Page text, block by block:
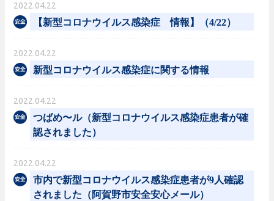
2022.04.22
【新型コロナウイルス感染症 情報】（4/22）
2022.04.22
新型コロナウイルス感染症に関する情報
2022.04.22
つばめ〜ル（新型コロナウイルス感染症患者が確
認されました）
2022.04.22
市内で新型コロナウイルス感染症患者が9人確認
されました（阿賀野市安全安心メール）